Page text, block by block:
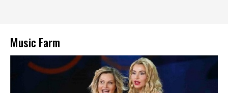
Music Farm